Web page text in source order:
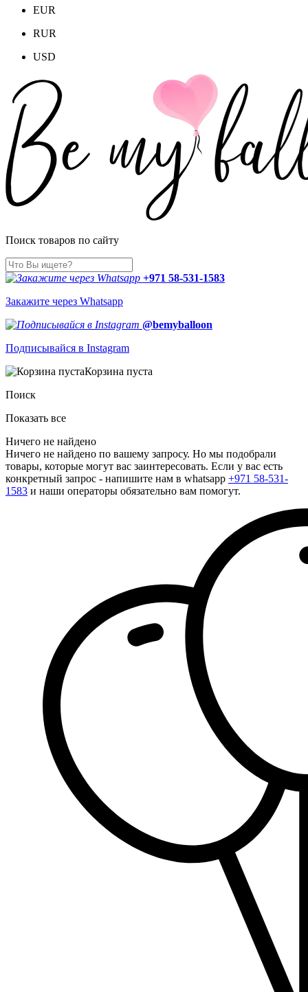
EUR
RUR
USD
Поиск товаров по сайту
+971 58-531-1583
Закажите через Whatsapp
@bemyballoon
Подписывайся в Instagram
Корзина пуста
Поиск
Показать все
Ничего не найдено
Ничего не найдено по вашему запросу. Но мы подобрали
товары, которые могут вас заинтересовать. Если у вас есть
конкретный запрос - напишите нам в whatsapp +971 58-531-
1583 и наши операторы обязательно вам помогут.